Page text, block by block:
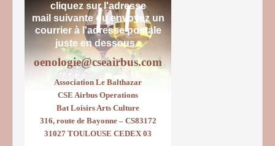
cliquez sur l'adresse
mail suivante ou envoyez un
courrierà l'adresse postale
juste en dessous :
oenologie@cseairbus.com
Association Le Balthazar
CSE Airbus Operations
Bat Loisirs Arts Culture
316, route de Bayonne – CS83172
31027 TOULOUSE CEDEX 03